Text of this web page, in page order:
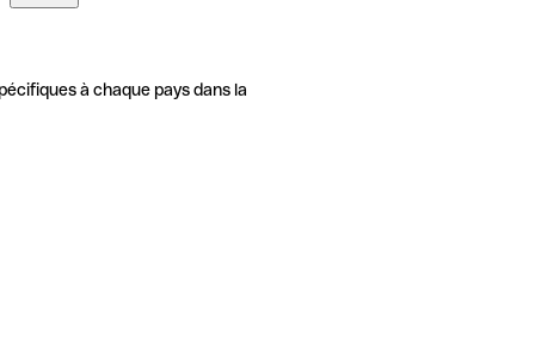
à chaque pays dans la